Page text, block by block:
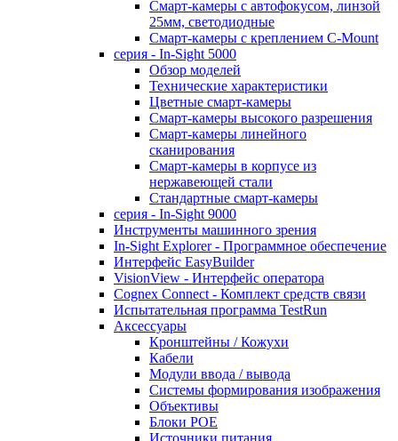
Смарт-камеры с автофокусом, линзой
25мм, светодиодные
Смарт-камеры с креплением C-Mount
серия - In-Sight 5000
Обзор моделей
Технические характеристики
Цветные смарт-камеры
Смарт-камеры высокого разрешения
Смарт-камеры линейного
сканирования
Смарт-камеры в корпусе из
нержавеющей стали
Стандартные смарт-камеры
серия - In-Sight 9000
Инструменты машинного зрения
In-Sight Explorer - Программное обеспечение
Интерфейс EasyBuilder
VisionView - Интерфейс оператора
Cognex Connect - Комплект средств связи
Испытательная программа TestRun
Аксессуары
Кронштейны / Кожухи
Кабели
Модули ввода / вывода
Системы формирования изображения
Объективы
Блоки POE
Источники питания